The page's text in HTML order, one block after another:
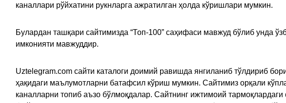
каналлари рўйхатини рукнларга ажратилган ҳолда кўришлари мумкин.
Булардан ташқари сайтимизда “Топ-100” саҳифаси мавжуд бўлиб унда
имконияти мавжуддир.
Uztelegram.com сайти каталоги доимий равишда янгиланиб тўлдириб
ҳақидаги маълумотларни батафсил кўриш мумкин. Сайтимиз орқали
каналларни топиб аъзо бўлмоқдалар. Сайтнинг ижтимоий